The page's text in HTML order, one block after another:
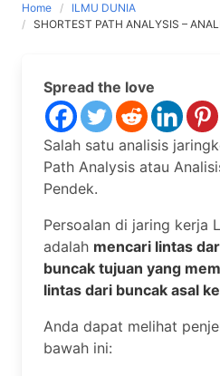
Home
ILMU DUNIA
SHORTEST PATH ANALYSIS –
Spread the love
Salah satu analisis
Path Analysis atau
Pendek.
Persoalan di jaring kerja
adalah mencari lintas
buncak tujuan yang
lintas dari buncak asal
Anda dapat melihat
bawah ini: